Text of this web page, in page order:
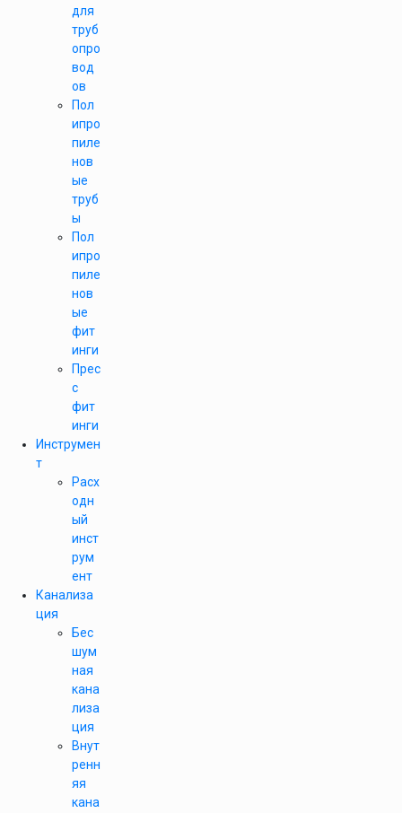
для
труб
опро
вод
ов
Пол
ипро
пиле
нов
ые
труб
ы
Пол
ипро
пиле
нов
ые
фит
инги
Прес
с
фит
инги
Инструмен
т
Расх
одн
ый
инст
рум
ент
Канализа
ция
Бес
шум
ная
кана
лиза
ция
Внут
ренн
яя
кана